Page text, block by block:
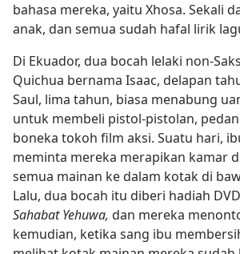
bahasa mereka, yaitu Xhosa. Sekali
anak, dan semua sudah hafal lirik
Di Ekuador, dua bocah lelaki non-
Quichua bernama Isaac, delapan
Saul, lima tahun, biasa menabung
untuk membeli pistol-pistolan,
boneka tokoh film aksi. Suatu hari,
meminta mereka merapikan kamar
semua mainan ke dalam kotak di
Lalu, dua bocah itu diberi hadiah
Sahabat Yehuwa, dan mereka
kemudian, ketika sang ibu